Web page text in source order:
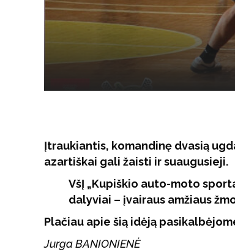
Įtraukiantis, komandinę dvasią
azartiškai gali žaisti ir suaugusieji.
VšĮ „Kupiškio auto-moto
dalyviai – įvairaus amžiaus
Plačiau apie šią idėją
Jurga BANIONIENĖ